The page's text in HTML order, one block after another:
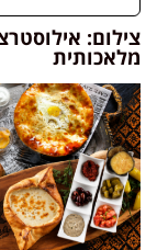
צילום:
מלאכותית